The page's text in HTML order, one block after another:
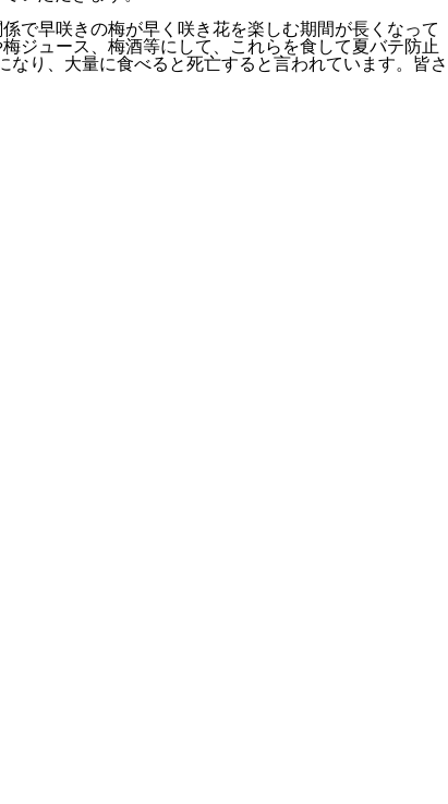
で早咲きの梅が早く咲き花を楽しむ期間が長くなって
ジュース、梅酒等にして、これらを食して夏バテ防止
り、大量に食べると死亡すると言われています。皆さ